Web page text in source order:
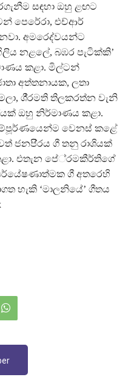
සඳහා ඔහු ළඟට
පෙරේරා, එච්ආර්
අමරෙද්වයන්ට
නළලේ, බඹර පැටික්කි’
කළා. මිල්ටන්
අත්තනායක, ලතා
ශී‍්‍රමති තිලකරත්න වැනි
ඔහු නිර්මාණය කළා.
වෙනස් කළේ
ජනපි‍්‍රය ගී තනු රාශියක්
එතැන පේ‍්‍රමකීර්තිගේ
ගී අතරෙහි
හැකි ‘මාලනියේ’ ගීතය